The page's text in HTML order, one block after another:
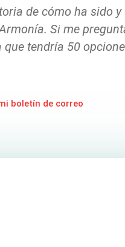
de cómo ha sido
Si me
que tendría 50
boletín de correo